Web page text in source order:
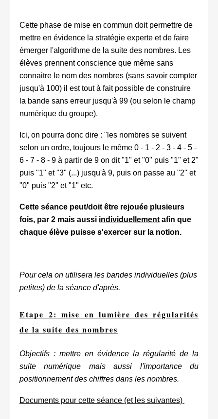
Cette phase de mise en commun doit permettre de
mettre en évidence la stratégie experte et de faire
émerger l'algorithme de la suite des nombres. Les
élèves prennent conscience que même sans
connaitre le nom des nombres (sans savoir compter
jusqu'à 100) il est tout à fait possible de construire
la bande sans erreur jusqu'à 99 (ou selon le champ
numérique du groupe).
Ici, on pourra donc dire : "les nombres se suivent
selon un ordre, toujours le même 0 - 1 - 2 - 3 - 4 - 5 -
6 - 7 - 8 - 9 à partir de 9 on dit "1" et "0" puis "1" et 2"
puis "1" et "3" (...) jusqu'à 9, puis on passe au "2" et
"0" puis "2" et "1" etc.
Cette séance peut/doit être rejouée plusieurs
fois, par 2 mais aussi individuellement afin que
chaque élève puisse s'exercer sur la notion.
Pour cela on utilisera les bandes individuelles (plus
petites) de la séance d'après.
Etape 2: mise en lumière des régularités
de la suite des nombres
Objectifs : mettre en évidence la régularité de la
suite numérique mais aussi l'importance du
positionnement des chiffres dans les nombres.
Documents pour cette séance (et les suivantes)